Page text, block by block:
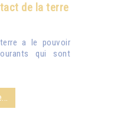
de la terre
a le pouvoir
qui sont